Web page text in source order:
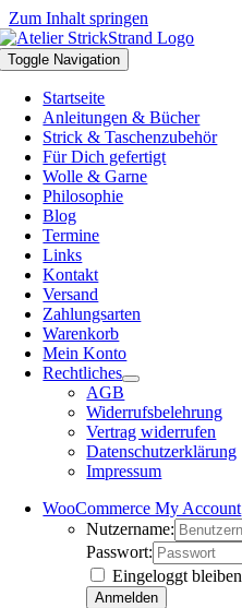
Zum Inhalt springen
Toggle Navigation
Startseite
Anleitungen & Bücher
Strick & Taschenzubehör
Für Dich gefertigt
Wolle & Garne
Philosophie
Blog
Termine
Links
Kontakt
Versand
Zahlungsarten
Warenkorb
Mein Konto
Rechtliches
AGB
Widerrufsbelehrung
Vertrag widerrufen
Datenschutzerklärung
Impressum
WooCommerce My Account
Nutzername:
Passwort:
Eingeloggt bleiben